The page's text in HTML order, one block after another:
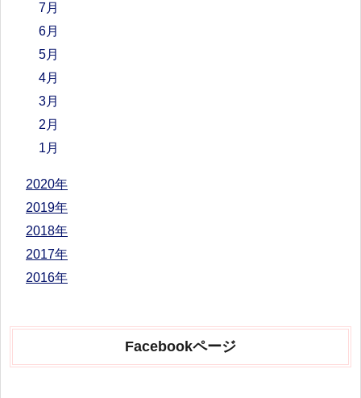
7月
6月
5月
4月
3月
2月
1月
2020年
2019年
2018年
2017年
2016年
Facebookページ